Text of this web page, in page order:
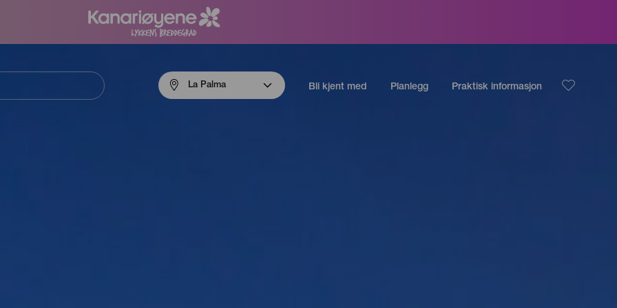
navigation
La Palma Bli kjent med Planlegg Praktisk informasjon